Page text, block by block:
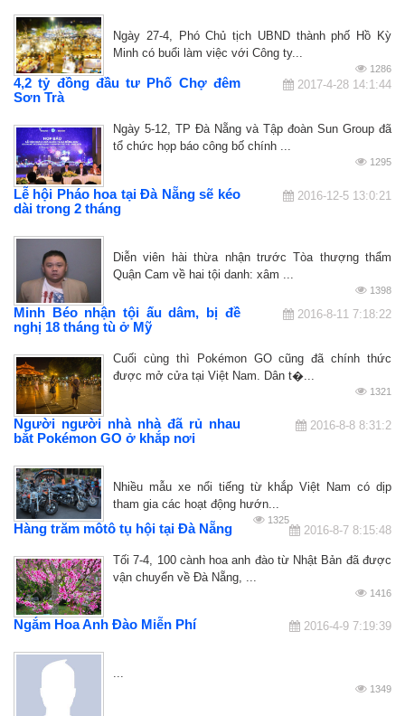
4,2 tỷ đồng đầu tư Phố Chợ đêm
Sơn Trà
2017-4-28 14:1:44
Ngày 27-4, Phó Chủ tịch UBND thành phố Hồ Kỳ
Minh có buổi làm việc với Công ty...
1286
Lễ hội Pháo hoa tại Đà Nẵng sẽ kéo
dài trong 2 tháng
2016-12-5 13:0:21
Ngày 5-12, TP Đà Nẵng và Tập đoàn Sun Group đã
tổ chức họp báo công bố chính ...
1295
Minh Béo nhận tội ấu dâm, bị đề
nghị 18 tháng tù ở Mỹ
2016-8-11 7:18:22
Diễn viên hài thừa nhận trước Tòa thượng thẩm
Quận Cam về hai tội danh: xâm ...
1398
Người người nhà nhà đã rủ nhau
bắt Pokémon GO ở khắp nơi
2016-8-8 8:31:2
Cuối cùng thì Pokémon GO cũng đã chính thức
được mở cửa tại Việt Nam. Dân t�...
1321
Hàng trăm môtô tụ hội tại Đà Nẵng 2016-8-7 8:15:48
Nhiều mẫu xe nổi tiếng từ khắp Việt Nam có dịp
tham gia các hoạt động hướn...
1325
Ngắm Hoa Anh Đào Miễn Phí 2016-4-9 7:19:39
Tối 7-4, 100 cành hoa anh đào từ Nhật Bản đã được
vận chuyển về Đà Nẵng, ...
1416
...
1349